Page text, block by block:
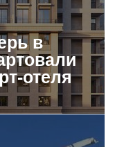
в
отеля